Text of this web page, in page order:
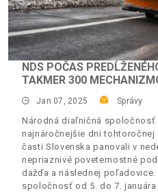
NDS POČAS
TAKMER 300
Jan 07, 2025 Správy
Národná diaľničná
najnáročnejšie dni tohtoročnej
časti Slovenska panovali v
nepriaznivé poveternostné
dažďa a následnej
spoločnosť od 5. do 7.